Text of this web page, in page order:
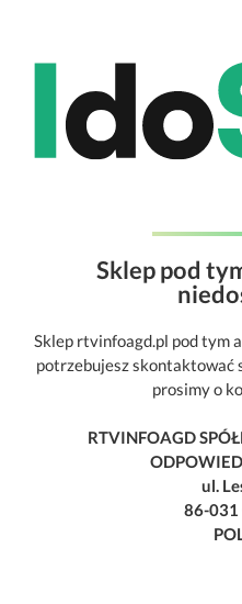
Sklep pod
Sklep rtvinfoagd.pl pod tym
potrzebujesz skontaktować
prosimy o
RTVINFOAGD
ul.
86-031